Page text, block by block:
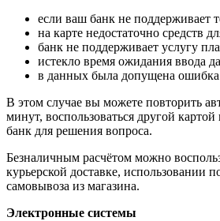
если ваш банк не поддерживает
на карте недостаточно средств
банк не поддерживает услугу
истекло время ожидания ввода
в данных была допущена
В этом случае вы можете повторить
минут, воспользоваться другой
банк для решения вопроса.
Безналичным расчётом можно
курьерской доставке, использовании
самовывоза из магазина.
Электронные системы